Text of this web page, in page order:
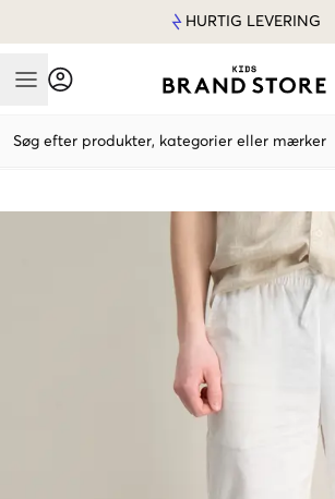
HURTIG LEVERING
Mobile Menu
Søg efter produkter, kategorier eller mærker